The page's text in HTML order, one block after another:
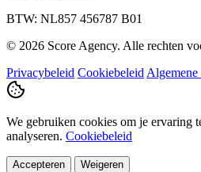
BTW: NL857 456787 B01
© 2026 Score Agency. Alle rechten
Privacybeleid Cookiebeleid Algemene
We gebruiken cookies om je ervaring
analyseren. Cookiebeleid
Accepteren Weigeren